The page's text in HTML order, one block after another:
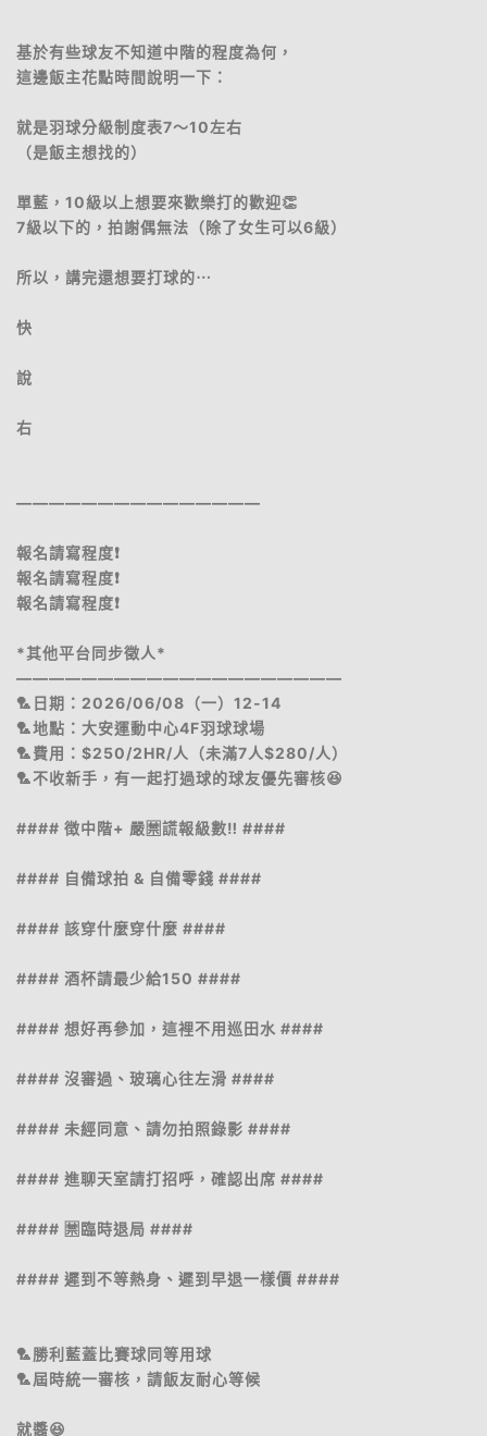
基於有些球友不知道中階的程度為何，
這邊飯主花點時間說明一下：
就是羽球分級制度表7～10左右
（是飯主想找的）
單藍，10級以上想要來歡樂打的歡迎👏
7級以下的，拍謝偶無法（除了女生可以6級）
所以，講完還想要打球的⋯
快
說
右
———————————————
報名請寫程度❗️
報名請寫程度❗️
報名請寫程度❗️
*其他平台同步徵人*
————————————————————
🏸日期：2026/06/08（一）12-14
🏸地點：大安運動中心4F羽球球場
🏸費用：$250/2HR/人（未滿7人$280/人）
🏸不收新手，有一起打過球的球友優先審核😆
#### 徴中階+ 嚴🈲️謊報級數‼️ ####
#### 自備球拍 & 自備零錢 ####
#### 該穿什麼穿什麼 ####
#### 酒杯請最少給150 ####
#### 想好再參加，這裡不用巡田水 ####
#### 沒審過、玻璃心往左滑 ####
#### 未經同意、請勿拍照錄影 ####
#### 進聊天室請打招呼，確認出席 ####
#### 🈲️臨時退局 ####
#### 遲到不等熱身、遲到早退一樣價 ####
🏸勝利藍蓋比賽球同等用球
🏸屆時統一審核，請飯友耐心等候
就醬😆